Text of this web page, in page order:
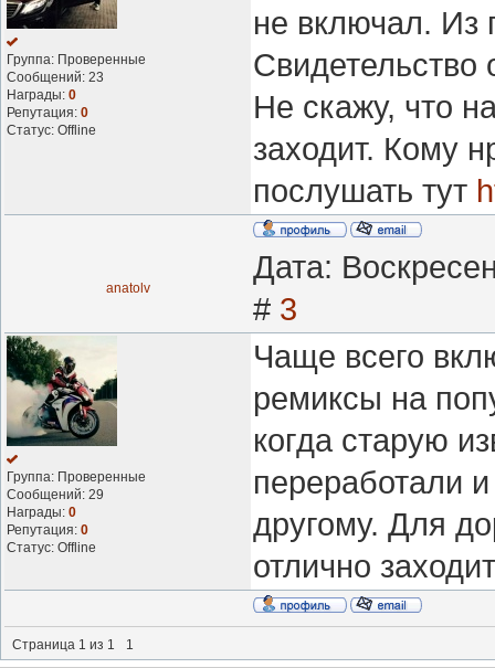
Группа: Проверенные
Сообщений: 23
Награды: 0
Репутация: 0
Статус: Offline
не включал. Из
Свидетельство
Не скажу, что
заходит. Кому
послушать тут
anatolv
Дата:
# 3
Группа: Проверенные
Сообщений: 29
Награды: 0
Репутация: 0
Статус: Offline
Чаще всего
ремиксы на
когда старую
переработали
другому. Для
отлично
Страница 1 из 1 1